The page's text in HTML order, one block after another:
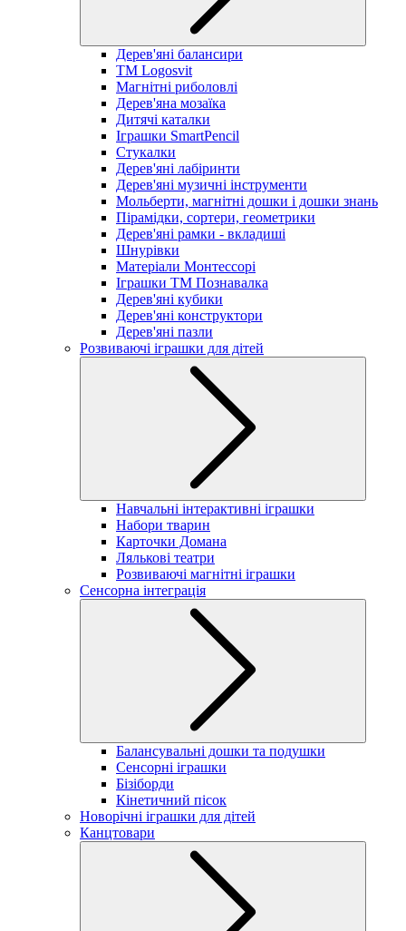
Дерев'яні балансири
TM Logosvit
Магнітні риболовлі
Дерев'яна мозаїка
Дитячі каталки
Іграшки SmartPencil
Стукалки
Дерев'яні лабіринти
Дерев'яні музичні інструменти
Мольберти, магнітні дошки і дошки знань
Пірамідки, сортери, геометрики
Дерев'яні рамки - вкладиші
Шнурівки
Матеріали Монтессорі
Іграшки ТМ Познавалка
Дерев'яні кубики
Дерев'яні конструктори
Дерев'яні пазли
Розвиваючі іграшки для дітей
Навчальні інтерактивні іграшки
Набори тварин
Карточки Домана
Лялькові театри
Розвиваючі магнітні іграшки
Сенсорна інтеграція
Балансувальні дошки та подушки
Сенсорні іграшки
Бізіборди
Кінетичний пісок
Новорічні іграшки для дітей
Канцтовари